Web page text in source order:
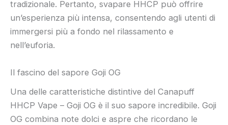
tradizionale. Pertanto, svapare HHCP può offrire
un’esperienza più intensa, consentendo agli utenti di
immergersi più a fondo nel rilassamento e
nell’euforia.
Il fascino del sapore Goji OG
Una delle caratteristiche distintive del Canapuff
HHCP Vape – Goji OG è il suo sapore incredibile. Goji
OG combina note dolci e aspre che ricordano le